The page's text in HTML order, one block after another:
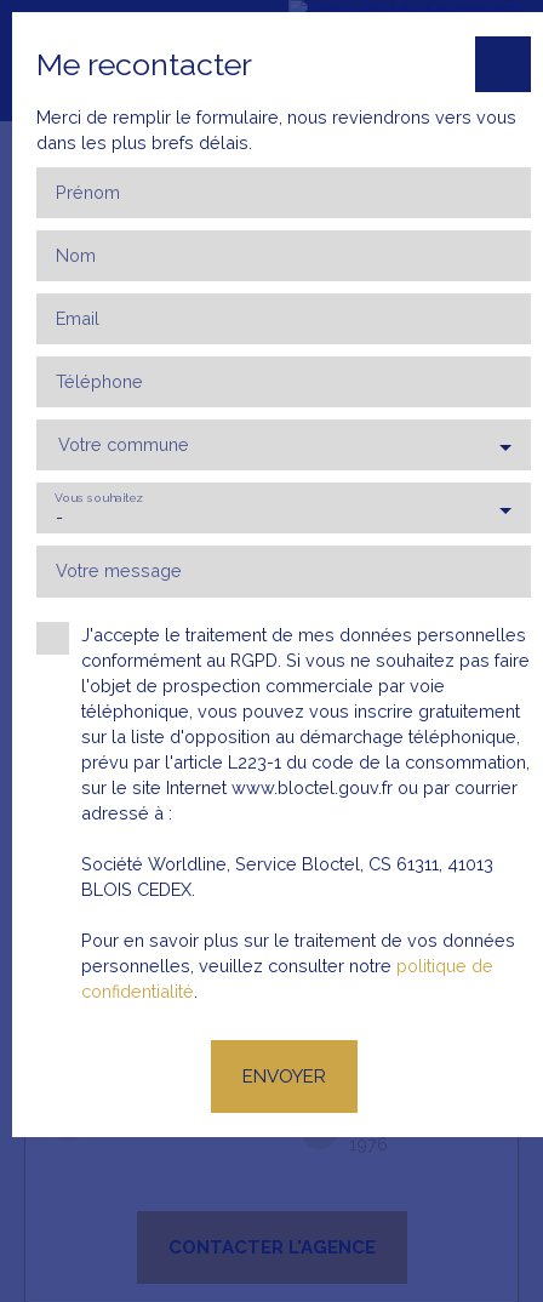
Accueil Ventes Locations Mettre en
+33 4 66 23
ESTIMATI
Maison mitoyenne 1 côté à vendre, 4 pièces - Garons 30128
Référence:387
Villa 3 chambres avec jardin,
Garons 30128
245 000€ HAI
Construction
1976
CONTACTER L'AGENCE
Me recontacter
Merci de remplir le formulaire, nous reviendrons vers vous
dans les plus brefs délais.
Prénom
Nom
Email
Téléphone
Votre commune
-
Vous souhaitez
Votre message
J'accepte le traitement de mes données personnelles
conformément au RGPD. Si vous ne souhaitez pas faire
l'objet de prospection commerciale par voie
téléphonique, vous pouvez vous inscrire gratuitement
sur la liste d'opposition au démarchage téléphonique,
prévu par l'article L223-1 du code de la consommation,
sur le site Internet www.bloctel.gouv.fr ou par courrier
adressé à :
Société Worldline, Service Bloctel, CS 61311, 41013
BLOIS CEDEX.
Pour en savoir plus sur le traitement de vos données
personnelles, veuillez consulter notre politique de
confidentialité
ENVOYER